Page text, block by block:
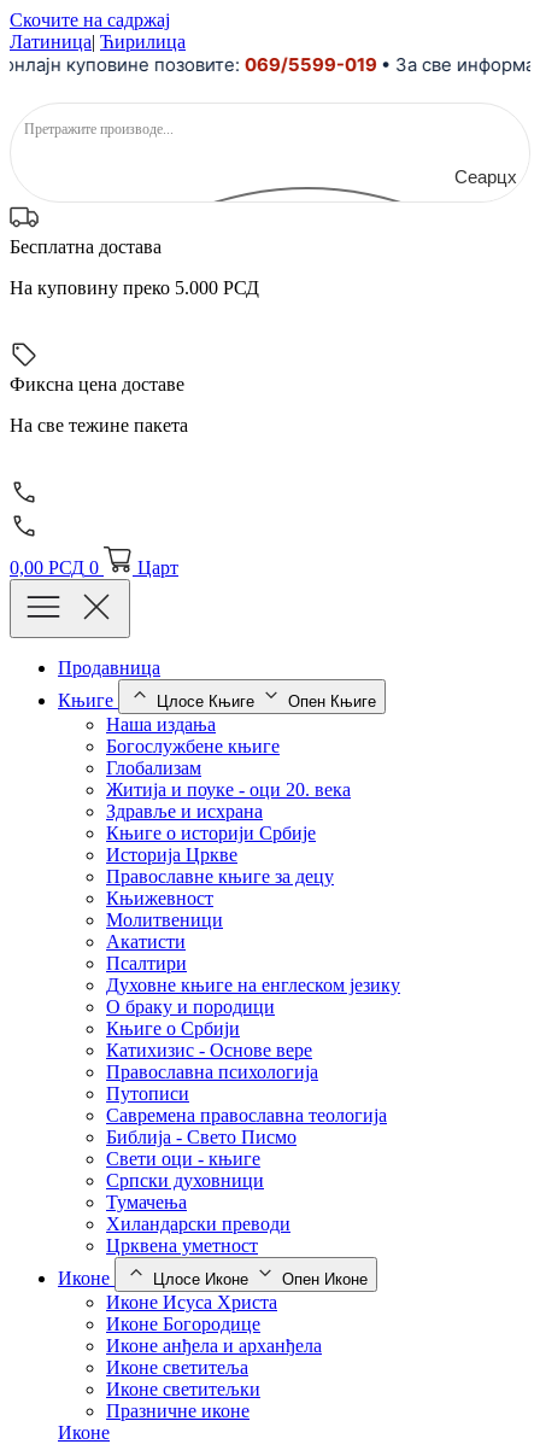
Скочите на садржај
Латиница| Ћирилица
куповине позовите:069/5599-019• За све
Сеарцх
Бесплатна достава
На куповину преко 5.000 РСД
Фиксна цена доставе
На све тежине пакета
0,00 РСД 0 Царт
Продавница
Књиге
Цлосе Књиге Опен Књиге
Наша издања
Богослужбене књиге
Глобализам
Житија и поуке - оци 20. века
Здравље и исхрана
Књиге о историји Србије
Историја Цркве
Православне књиге за децу
Књижевност
Молитвеници
Акатисти
Псалтири
Духовне књиге на енглеском језику
О браку и породици
Књиге о Србији
Катихизис - Основе вере
Православна психологија
Путописи
Савремена православна теологија
Библија - Свето Писмо
Свети оци - књиге
Српски духовници
Тумачења
Хиландарски преводи
Црквена уметност
Иконе
Цлосе Иконе Опен Иконе
Иконе Исуса Христа
Иконе Богородице
Иконе анђела и арханђела
Иконе светитеља
Иконе светитељки
Празничне иконе
Иконе